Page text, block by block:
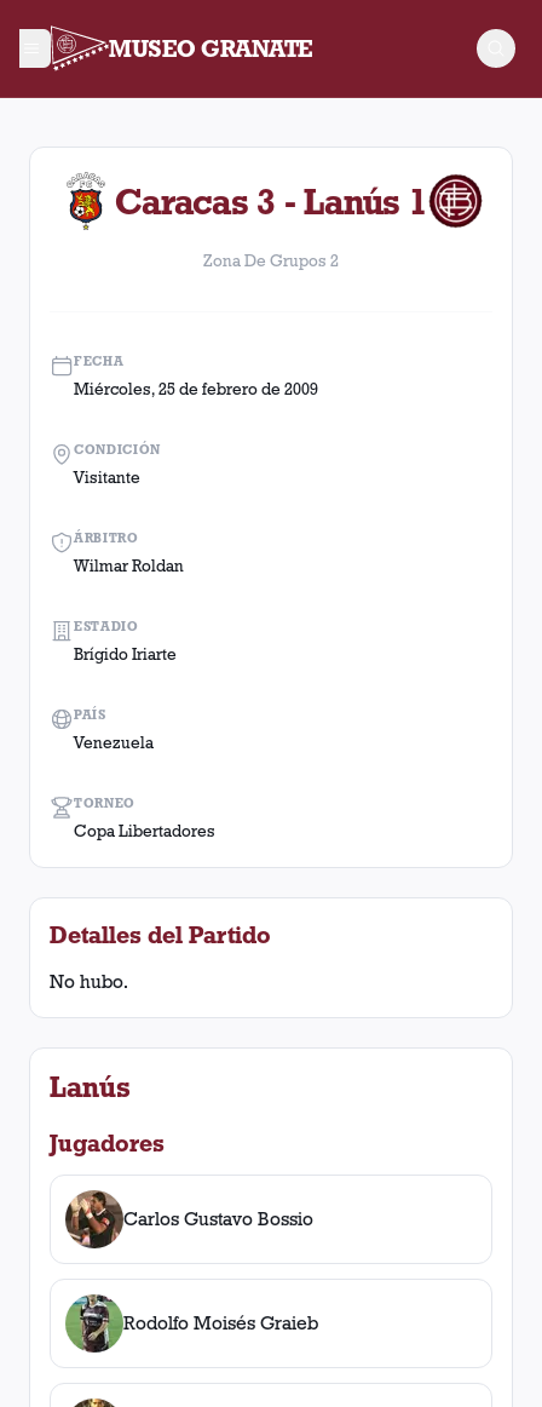
MUSEO GRANATE
Zona De Grupos 2. Partido entre Lanús y Caracas
Caracas 3 - Lanús 1
Zona De Grupos 2
FECHA
Miércoles, 25 de febrero de 2009
ÁRBITRO
Wilmar Roldan
TORNEO
Copa Libertadores
CONDICIÓN
Visitante
ESTADIO
Brígido Iriarte
PAÍS
Venezuela
Detalles del Partido
No hubo.
Lanús
Jugadores
Carlos Gustavo Bossio
Rodolfo Moisés Graieb